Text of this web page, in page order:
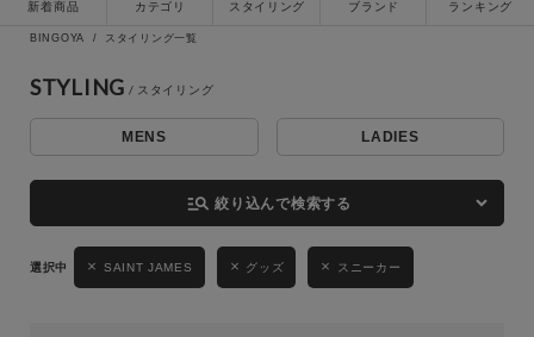
新着商品 カテゴリ スタイリング ブランド ランキング
BINGOYA スタイリング一覧
STYLING
MENS LADIES
manage_search 絞り込んで検索する
SAINT JAMES グッズ スニーカー